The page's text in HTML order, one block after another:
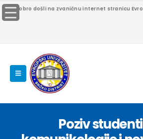
Dobro došli na zvaničnu internet stranicu
Poziv